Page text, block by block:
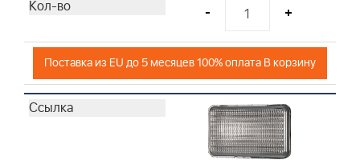
- +
Поставка из EU до 5 месяцев 100% оплата В корзину